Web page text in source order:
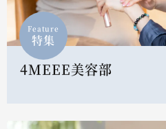
Feature
特集
4MEEE美容部